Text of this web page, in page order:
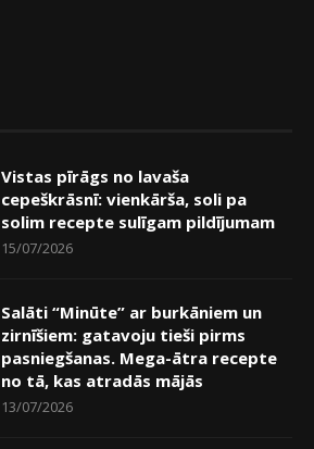
Vistas pīrāgs no lavaša
cepeškrāsnī: vienkārša, soli pa
solim recepte sulīgam pildījumam
15/07/2026
Salāti “Minūte” ar burkāniem un
zirnīšiem: gatavoju tieši pirms
pasniegšanas. Mega-ātra recepte
no tā, kas atradās mājās
13/07/2026